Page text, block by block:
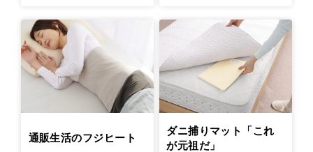
通販生活のフジヒート
ダニ捕りマット「これ
が元祖だ」